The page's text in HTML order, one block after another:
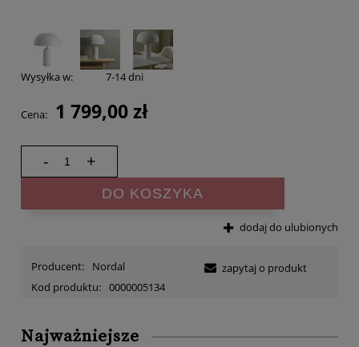
Wysyłka w: 7-14 dni
Cena: 1 799,00 zł
- +
DO KOSZYKA
dodaj do ulubionych
Producent:
Nordal
Kod produktu: 0000005134
zapytaj o produkt
Najważniejsze